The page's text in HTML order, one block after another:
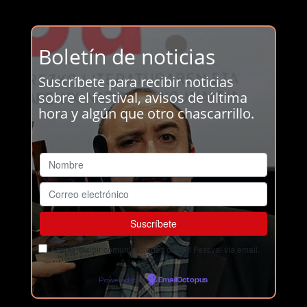
Boletín de noticias
Suscríbete para recibir noticias
sobre el festival, avisos de última
hora y algún que otro chascarrillo.
Acepto recibir comunicaciones del Ja! Festival vía email.
Powered by EmailOctopus